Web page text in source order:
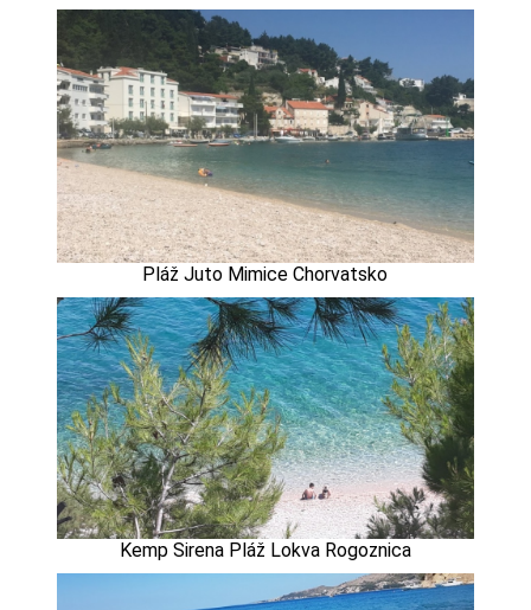
Pláž Juto Mimice Chorvatsko
Kemp Sirena Pláž Lokva Rogoznica